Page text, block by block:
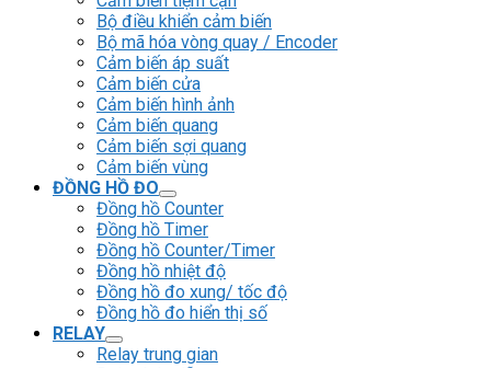
Bộ điều khiển cảm biến
Bộ mã hóa vòng quay / Encoder
Cảm biến áp suất
Cảm biến cửa
Cảm biến hình ảnh
Cảm biến quang
Cảm biến sợi quang
Cảm biến vùng
ĐỒNG HỒ ĐO
Đồng hồ Counter
Đồng hồ Timer
Đồng hồ Counter/Timer
Đồng hồ nhiệt độ
Đồng hồ đo xung/ tốc độ
Đồng hồ đo hiển thị số
RELAY
Relay trung gian